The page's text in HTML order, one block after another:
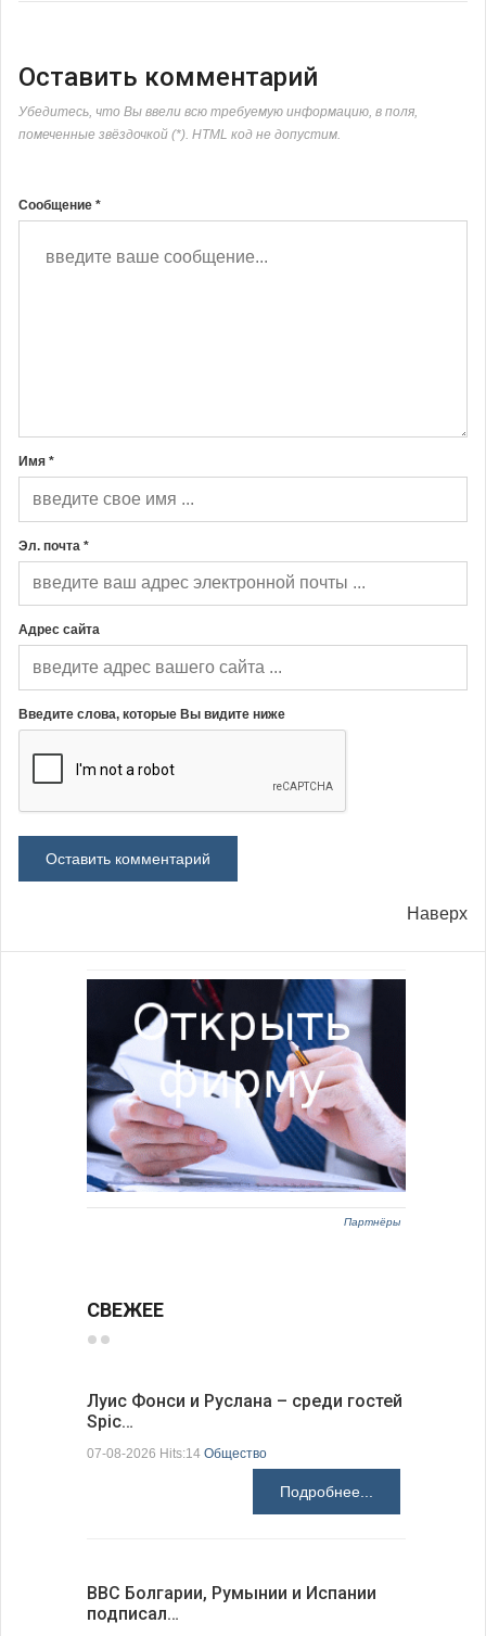
Оставить комментарий
Убедитесь, что Вы ввели всю требуемую информацию, в поля,
помеченные звёздочкой (*). HTML код не допустим.
Сообщение *
Имя *
Эл. почта *
Адрес сайта
Введите слова, которые Вы видите ниже
Наверх
Партнёры
СВЕЖЕЕ
Луис Фонси и Руслана – среди гостей
Spic…
07-08-2026 Hits:14 Общество
Подробнее...
ВВС Болгарии, Румынии и Испании
подписал…